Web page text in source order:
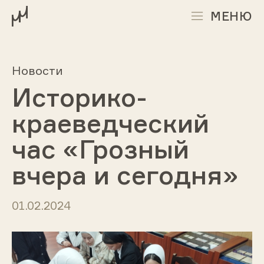
МЕНЮ
Новости
Историко-
краеведческий
час «Грозный
вчера и сегодня»
01.02.2024